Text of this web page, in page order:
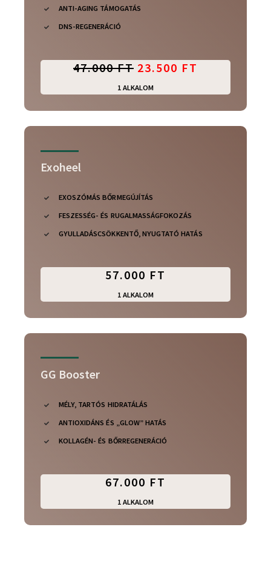
ANTI-AGING TÁMOGATÁS
DNS-REGENERÁCIÓ
47.000 FT 23.500 FT
1 ALKALOM
Exoheel
EXOSZÓMÁS BŐRMEGÚJÍTÁS
FESZESSÉG- ÉS RUGALMASSÁGFOKOZÁS
GYULLADÁSCSÖKKENTŐ, NYUGTATÓ HATÁS
57.000 FT
1 ALKALOM
GG Booster
MÉLY, TARTÓS HIDRATÁLÁS
ANTIOXIDÁNS ÉS „GLOW” HATÁS
KOLLAGÉN- ÉS BŐRREGENERÁCIÓ
67.000 FT
1 ALKALOM